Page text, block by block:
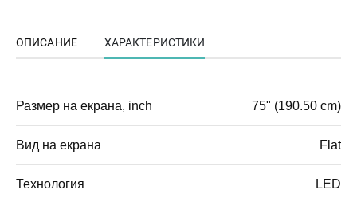
ОПИСАНИЕ ХАРАКТЕРИСТИКИ
Размер на екрана, inch 75" (190.50 cm)
Вид на екрана Flat
Технология LED